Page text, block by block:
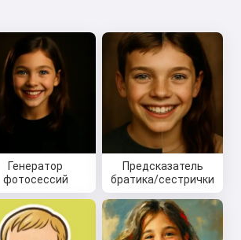
Генератор
фотосессий
Предсказатель
братика/сестрички